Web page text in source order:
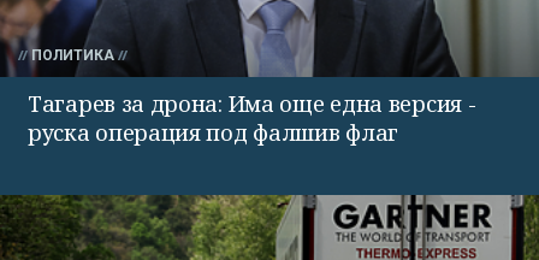
ПОЛИТИКА
Тагарев за дрона: Има още една версия -
руска операция под фалшив флаг